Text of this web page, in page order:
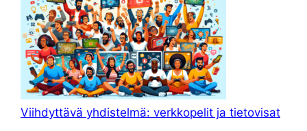
Viihdyttävä yhdistelmä: verkkopelit ja tietovisat